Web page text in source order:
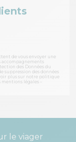
de vous envoyer une
accompagnements
des Données du
suppression des données
plus sur notre politique
légales –
le viager